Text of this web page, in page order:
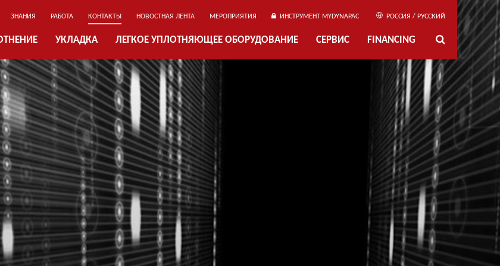
ЗНАНИЯ РАБОТА КОНТАКТЫ НОВОСТНАЯ ЛЕНТА МЕРОПРИЯТИЯ ИНСТРУМЕНТ MYDYNAPAC РОССИЯ / РУССКИЙ
УКЛАДКА ЛЕГКОЕ УПЛОТНЯЮЩЕЕ ОБОРУДОВАНИЕ СЕРВИС FINANCING